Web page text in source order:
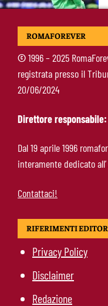
ROMAFOREVER
©1996 – 2025
registrata presso il
20/06/2024
Direttore
Dal 19 aprile 1996
interamente dedicato
Contattaci!
RIFERIMENTI
Privacy Policy
Disclaimer
Redazione